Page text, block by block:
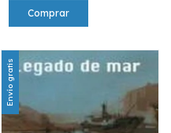
Envío gratis